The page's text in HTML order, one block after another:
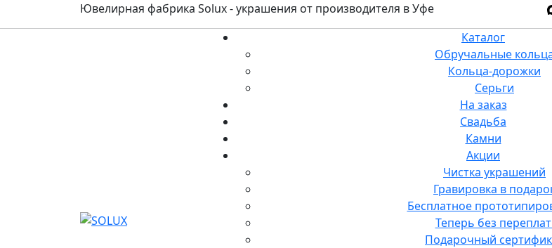
Ювелирная фабрика Solux - украшения от производителя в Уфе
Каталог
Обручальные
Кольца-дорожки
Серьги
На заказ
Свадьба
Камни
Акции
Чистка украшений
Гравировка в
Бесплатное
Теперь без
Подарочный